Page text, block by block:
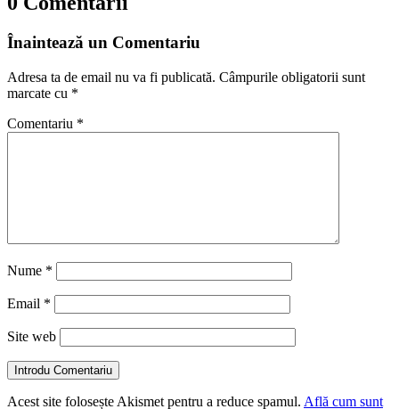
Înaintează un Comentariu
Adresa ta de email nu va fi publicată. Câmpurile obligatorii sunt
marcate cu *
Comentariu *
Nume *
Email *
Site web
Introdu Comentariu
Acest site folosește Akismet pentru a reduce spamul. Află cum sunt